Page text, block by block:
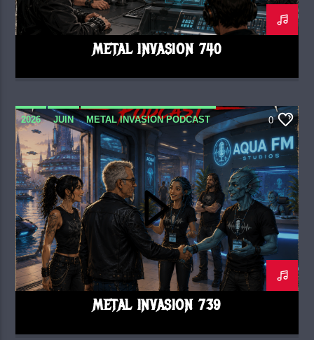
METAL INVASION 740
2026 JUIN METAL INVASION PODCAST 0
METAL INVASION 739